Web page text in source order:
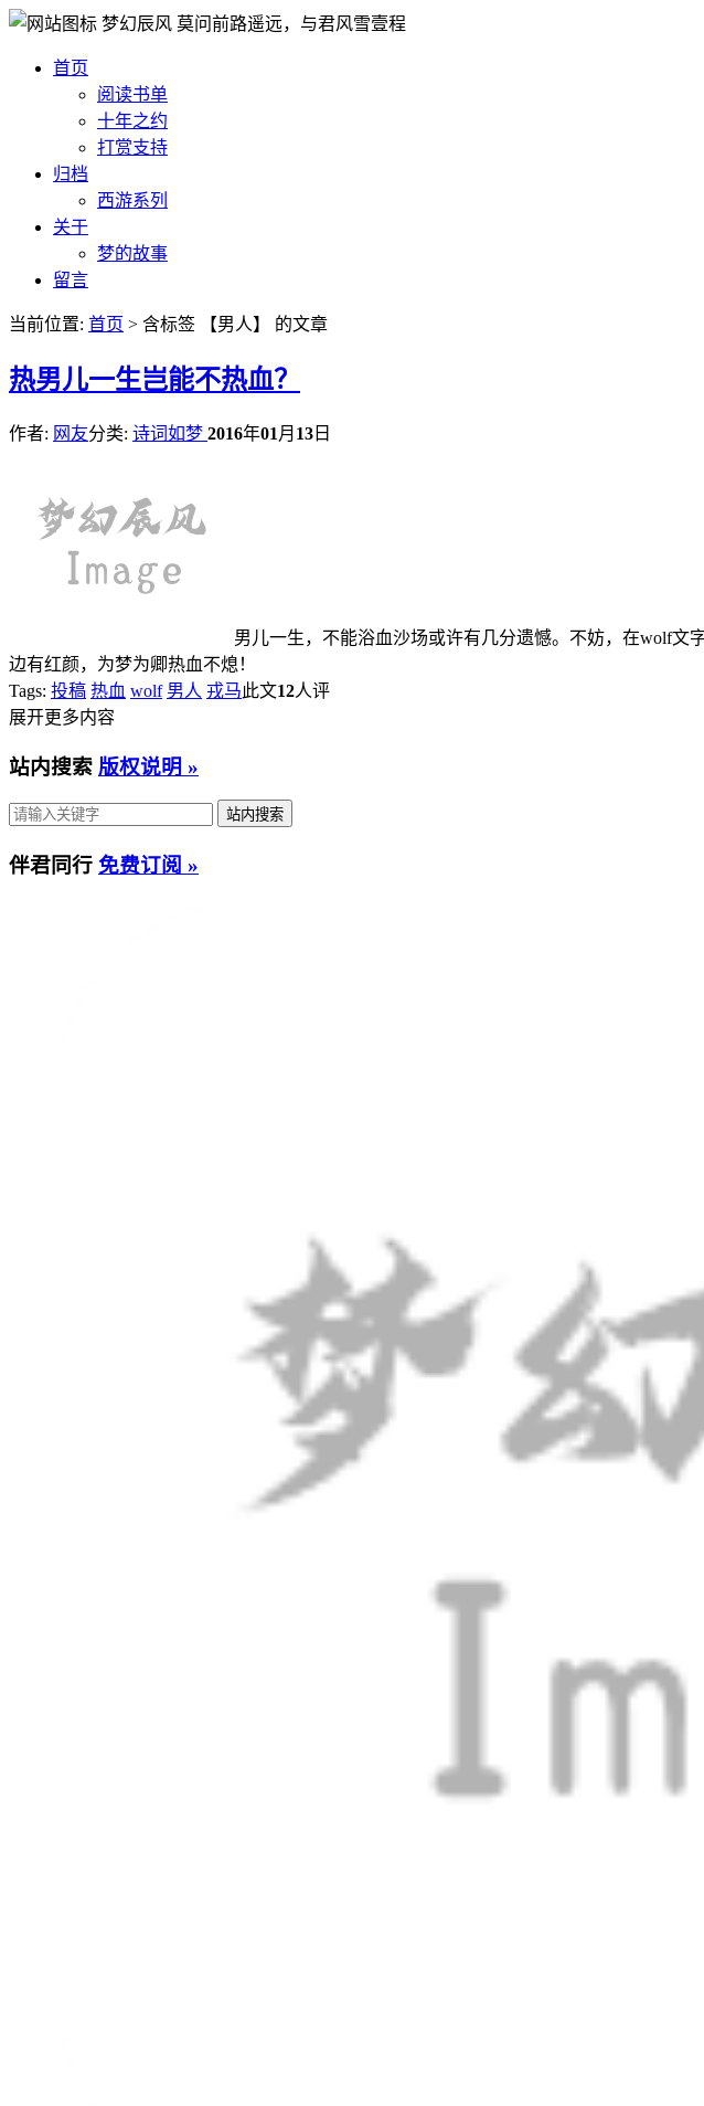
梦幻辰风 莫问前路遥远，与君风雪壹程
首页
阅读书单
十年之约
打赏支持
归档
西游系列
关于
梦的故事
留言
当前位置: 首页 > 含标签 【男人】 的文章
热男儿一生岂能不热血？
作者: 网友分类: 诗词如梦 2016年01 月 13 日
男儿一生，不能浴血沙场或许有几分遗憾。不妨，在wolf文
边有红颜，为梦为卿热血不熄！
Tags: 投稿 热血 wolf 男人 戎马此文12人评
展开更多内容
站内搜索 版权说明 »
伴君同行 免费订阅 »